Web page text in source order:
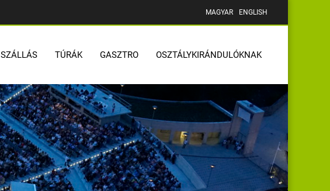
MAGYAR ENGLISH
SZÁLLÁS TÚRÁK GASZTRO OSZTÁLYKIRÁNDULÓKNAK